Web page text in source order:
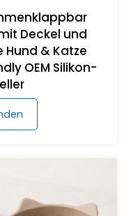
Deckel und
Hund & Katze
OEM Silikon-